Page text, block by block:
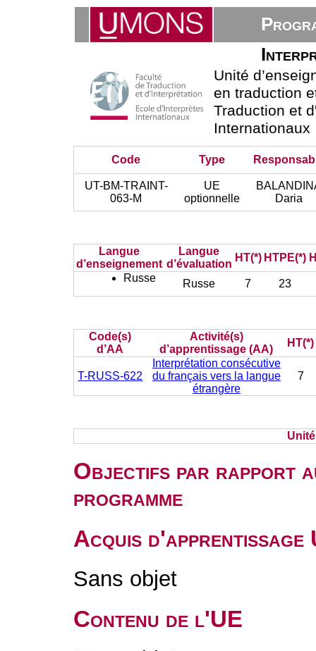
Unité
en traduction
Traduction et
Internationaux
Code Type
UT-BM-TRAINT-
063-M
UE
optionnelle
Daria
Langue
d’enseignement
Langue
d’évaluation
HT(*) HTPE(*)
Russe
Russe 7 23
Code(s)
d’AA
Activité(s)
d’apprentissage (AA)
HT(*)
T-RUSS-622
Interprétation consécutive
du français vers la langue
étrangère
7
Objectifs par rapport
programme
Acquis d'apprentissage
Sans objet
Contenu de l'UE